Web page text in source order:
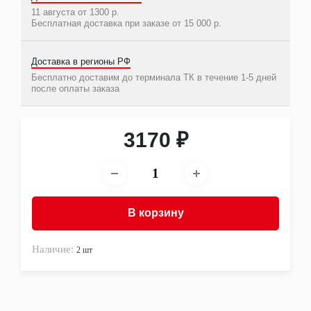
Другое
Фильтры
Для антифриза
Масляные
Сажевые
Салонные
Фильтры картера двигателя (салуна)
Фильтры сепараторы влагоотделители-
Фильтры трансмиссионные (АКПП)
Втулки
Наконечники рулевых тяг
Пыльники рулевых тяг
11 августа от 1300 р.
Бесплатная доставка при заказе от 15 000 р.
Доставка в регионы РФ
Бесплатно доставим до терминала ТК в течение 1-5 дней
после оплаты заказа
3170 ₽
В корзину
Наличие: 2 шт